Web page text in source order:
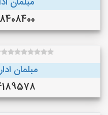
مبلمان